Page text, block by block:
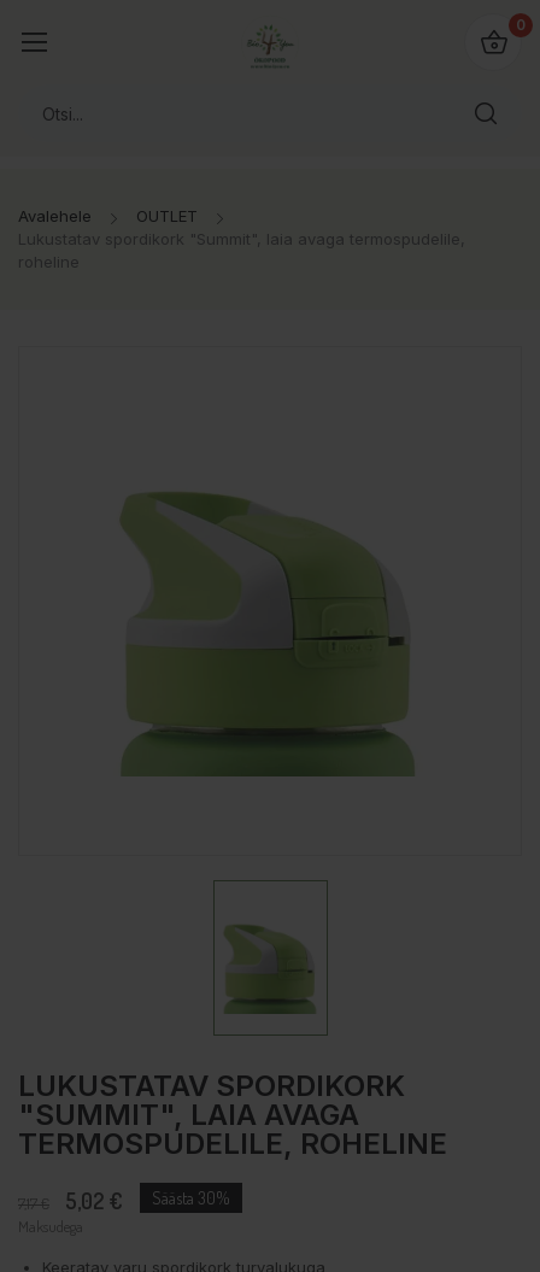
0
Avalehele
OUTLET
Lukustatav spordikork "Summit", laia avaga termospudelile,
roheline
LUKUSTATAV SPORDIKORK
"SUMMIT", LAIA AVAGA
TERMOSPUDELILE, ROHELINE
7,17 € 5,02 € Säästa 30%
Maksudega
Keeratav varu spordikork turvalukuga